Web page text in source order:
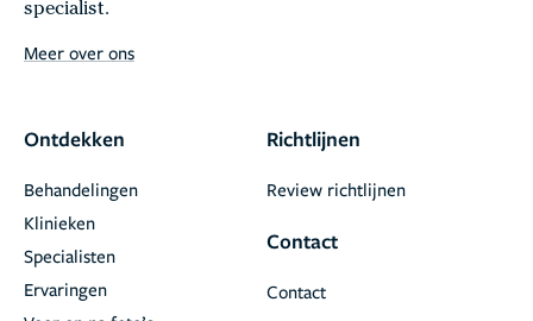
specialist.
Meer over ons
Ontdekken
Behandelingen
Klinieken
Specialisten
Ervaringen
Richtlijnen
Review richtlijnen
Contact
Contact